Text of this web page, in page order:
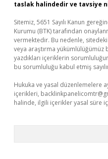
taslak halindedir ve tavsiye
Sitemiz, 5651 Sayılı Kanun
Kurumu (BTK) tarafından
vermektedir. Bu nedenle,
veya araştırma yükümlülüğümüz
yazdıkları içeriklerin
bu sorumluluğu kabul etmiş
Hukuka ve yasal düzenlemelere
içerikleri,
halinde, ilgili içerikler yasal süre